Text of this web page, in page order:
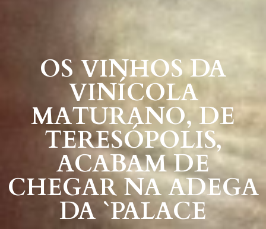
OS VINHOS DA
VINÍCOLA
MATURANO, DE
TERESÓPOLIS,
ACABAM DE
CHEGAR NA ADEGA
DA `PALACE